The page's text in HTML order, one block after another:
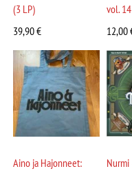
(3 LP)
39,90€
vol. 14
12,00
Aino ja Hajonneet: